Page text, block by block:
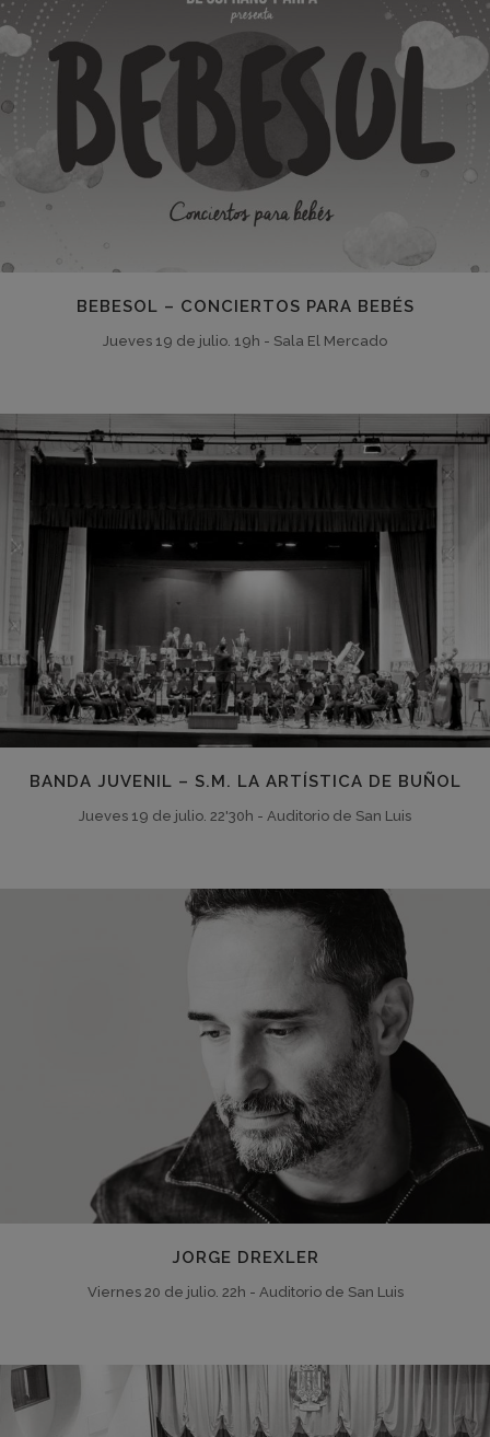
BEBESOL – CONCIERTOS PARA BEBÉS
Jueves 19 de julio. 19h - Sala El Mercado
BANDA JUVENIL – S.M. LA ARTÍSTICA DE BUÑOL
Jueves 19 de julio. 22'30h - Auditorio de San Luis
JORGE DREXLER
Viernes 20 de julio. 22h - Auditorio de San Luis